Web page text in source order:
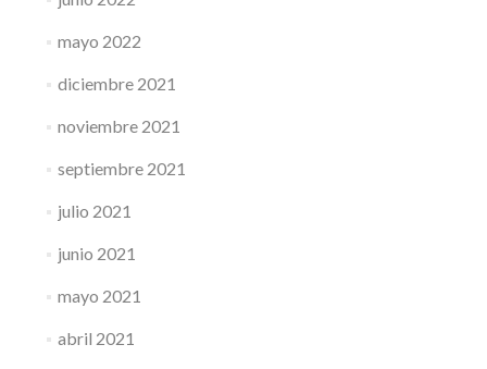
mayo 2022
diciembre 2021
noviembre 2021
septiembre 2021
julio 2021
junio 2021
mayo 2021
abril 2021